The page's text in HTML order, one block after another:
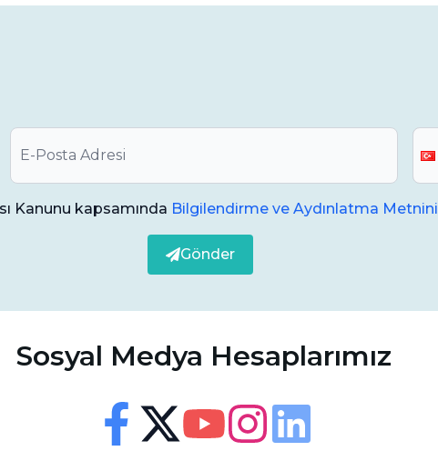
Dikkat Edilmesi Gerekenler
gereken bazı önlemler:
işlemi sonrasında, yara yerini korumak adına
2 saat içinde hiçbir şey yenip içilmemeli,
basınçla burun temizliğinden
içilmemelidir, çünkü sigara dolaşım sistemini
şeklinde kanama normaldir, ancak ağzınızda
bir kanama, şişlik ve ağrı olursa derhal
Görsel ve sesli destek ayarları
Kanunu kapsamında Bilgilendirme ve Aydınlatma Metnini
Gönder
Sosyal Medya Hesaplarımız